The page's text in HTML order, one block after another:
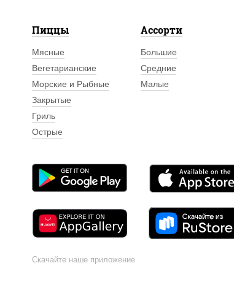
Пиццы
Мясные
Вегетарианские
Морские и Рыбные
Закрытые
Гриль
Острые
Ассорти
Большие
Средние
Малые
Скачайте наше приложение